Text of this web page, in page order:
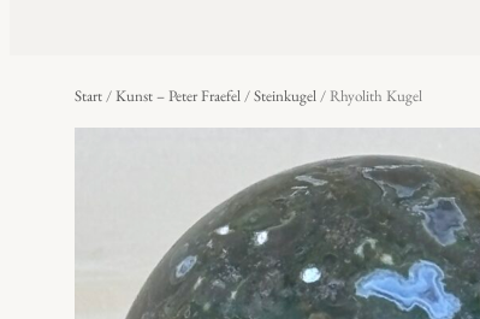
Start/Kunst – Peter Fraefel/Steinkugel/ Rhyolith Kugel